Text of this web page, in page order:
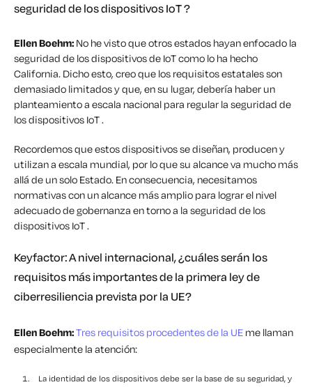
seguridad de los dispositivos IoT ?
Ellen Boehm: No he visto que otros estados hayan enfocado la
seguridad de los dispositivos de IoT como lo ha hecho
California. Dicho esto, creo que los requisitos estatales son
demasiado limitados y que, en su lugar, debería haber un
planteamiento a escala nacional para regular la seguridad de
los dispositivos IoT .
Recordemos que estos dispositivos se diseñan, producen y
utilizan a escala mundial, por lo que su alcance va mucho más
allá de un solo Estado. En consecuencia, necesitamos
normativas con un alcance más amplio para lograr el nivel
adecuado de gobernanza en torno a la seguridad de los
dispositivos IoT .
Keyfactor: A nivel internacional, ¿cuáles serán los
requisitos más importantes de la primera ley de
ciberresiliencia prevista por la UE?
Ellen Boehm:Tres requisitos procedentes de la UE me llaman
especialmente la atención:
La identidad de los dispositivos debe ser la base de su seguridad, y